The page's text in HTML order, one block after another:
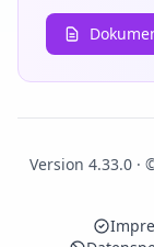
Version 4.33.0 ·